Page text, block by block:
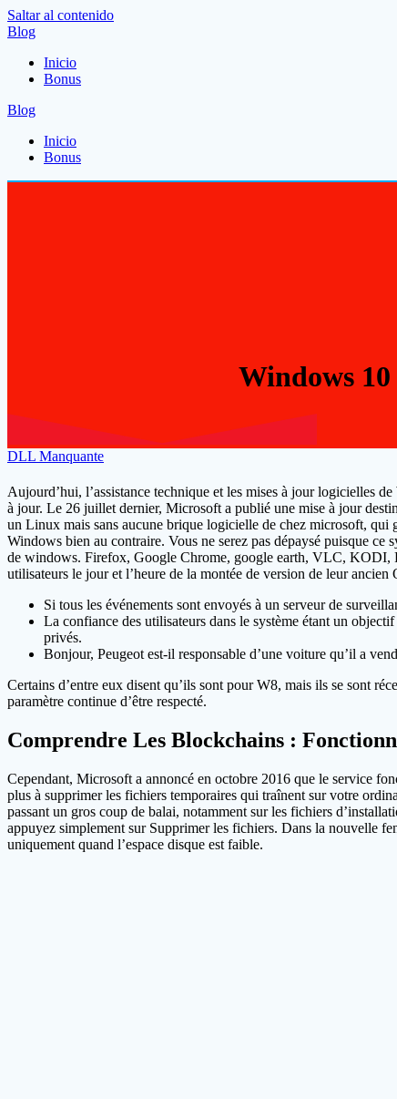
Saltar al contenido
Blog
Inicio
Bonus
Blog
Inicio
Bonus
Windows
DLL Manquante
Aujourd’hui, l’assistance technique et les mises à jour logicielles
à jour. Le 26 juillet dernier, Microsoft a publié une mise à jour
un Linux mais sans aucune brique logicielle de chez microsoft,
Windows bien au contraire. Vous ne serez pas dépaysé puisque
de windows. Firefox, Google Chrome, google earth, VLC, KODI,
utilisateurs le jour et l’heure de la montée de version de leur ancien
Si tous les événements sont envoyés à un serveur de
La confiance des utilisateurs dans le système étant un
privés.
Bonjour, Peugeot est-il responsable d’une voiture qu’il a
Certains d’entre eux disent qu’ils sont pour W8, mais ils se sont
paramètre continue d’être respecté.
Comprendre Les Blockchains :
Cependant, Microsoft a annoncé en octobre 2016 que le service
plus à supprimer les fichiers temporaires qui traînent sur votre
passant un gros coup de balai, notamment sur les fichiers
appuyez simplement sur Supprimer les fichiers. Dans la nouvelle
uniquement quand l’espace disque est faible.